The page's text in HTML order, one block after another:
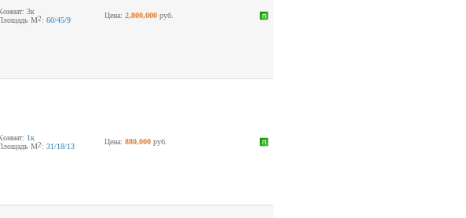
3к
М2 : 60/45/9
Цена: 2,800,000 руб.
1к
М2 : 31/18/13
Цена: 880,000 руб.